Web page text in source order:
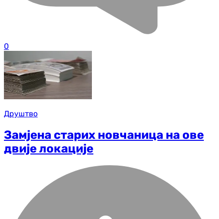
0
Друштво
Замјена старих новчаница на ове
двије локације